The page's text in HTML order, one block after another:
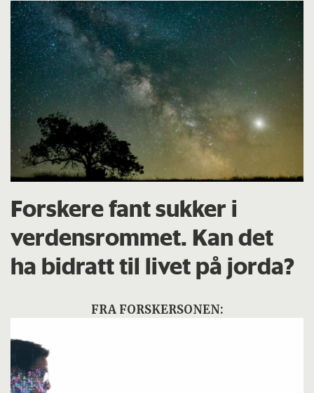
Forskere fant sukker i
verdensrommet. Kan det
ha bidratt til livet på jorda?
FRA FORSKERSONEN: